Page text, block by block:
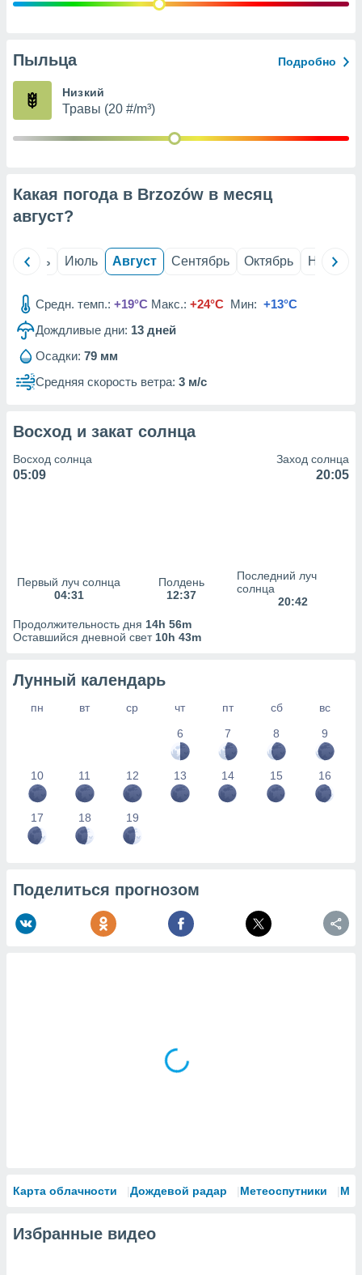
рекламы
сведения
1199
Пыльца Подробно
Низкий
Травы (20 #/m³)
Какая погода в Brzozów в месяц
август?
Июнь Июль Август Сентябрь Октябрь Ноябрь
Средн. темп.: +19°C Макс.: +24°C Мин: +13°C
Дождливые дни: 13 дней
Осадки: 79 мм
Средняя скорость ветра: 3 м/с
Восход и закат солнца
Восход солнца
05:09
Заход солнца
20:05
Первый луч солнца
04:31
Полдень
12:37
Последний луч
солнца
20:42
Продолжительность дня 14h 56m
Оставшийся дневной свет 10h 43m
Лунный календарь
пн вт ср чт пт сб
вс
6
7 8 9
10 11 12 13 14 15 16
17 18 19
Поделиться прогнозом
Карта облачности Дождевой радар Метеоспутники
Избранные видео